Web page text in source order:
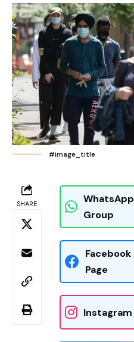
#image_title
SHARE
WhatsApp
Group
Facebook
Page
Instagram